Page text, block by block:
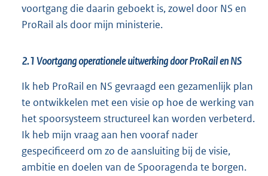
voortgang die daarin geboekt is, zowel door NS en
ProRail als door mijn ministerie.
2.1 Voortgang operationele uitwerking door ProRail en NS
Ik heb ProRail en NS gevraagd een gezamenlijk plan
te ontwikkelen met een visie op hoe de werking van
het spoorsysteem structureel kan worden verbeterd.
Ik heb mijn vraag aan hen vooraf nader
gespecificeerd om zo de aansluiting bij de visie,
ambitie en doelen van de Spooragenda te borgen.